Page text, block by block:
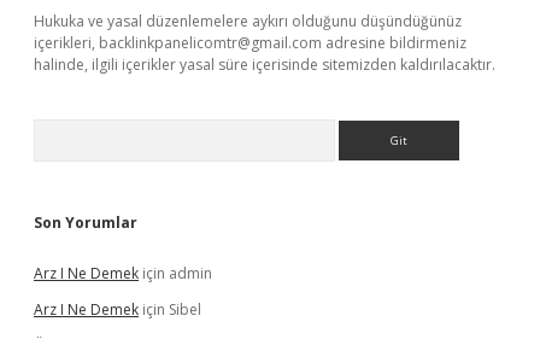
Hukuka ve yasal düzenlemelere aykırı olduğunu düşündüğünüz
içerikleri, backlinkpanelicomtr@gmail.com adresine bildirmeniz
halinde, ilgili içerikler yasal süre içerisinde sitemizden kaldırılacaktır.
Son Yorumlar
Arz I Ne Demek için admin
Arz I Ne Demek için Sibel